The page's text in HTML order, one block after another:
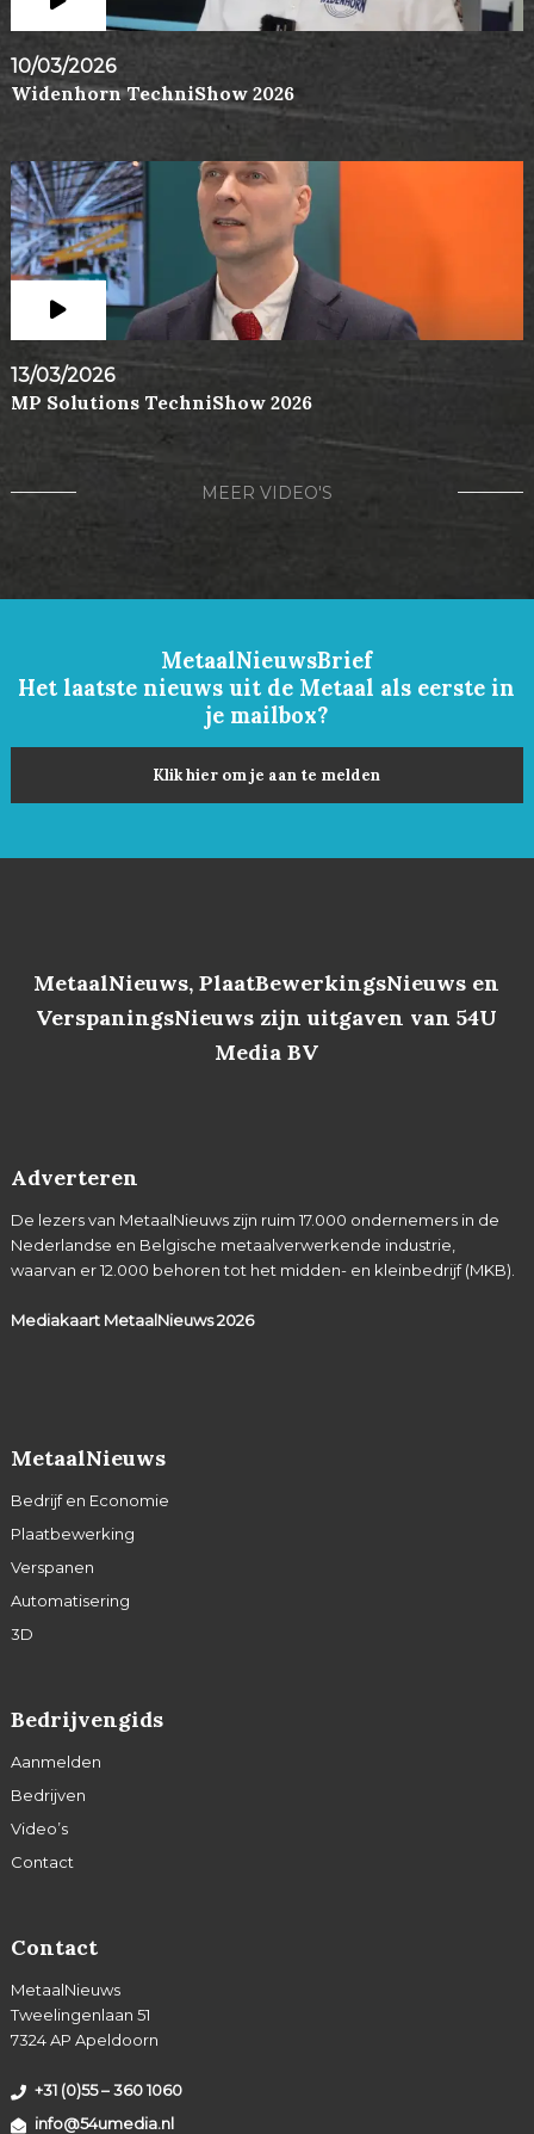
10/03/2026
Widenhorn TechniShow 2026
13/03/2026
MP Solutions TechniShow 2026
MEER VIDEO'S
MetaalNieuwsBrief
Het laatste nieuws uit de Metaal als eerste in
je mailbox?
Klik hier om je aan te melden
MetaalNieuws, PlaatBewerkingsNieuws en
VerspaningsNieuws zijn uitgaven van 54U
Media BV
Adverteren
De lezers van MetaalNieuws zijn ruim 17.000 ondernemers in de
Nederlandse en Belgische metaalverwerkende industrie,
waarvan er 12.000 behoren tot het midden- en kleinbedrijf (MKB).
Mediakaart MetaalNieuws2026
MetaalNieuws
Bedrijf en Economie
Plaatbewerking
Verspanen
Automatisering
3D
Bedrijvengids
Aanmelden
Bedrijven
Video’s
Contact
Contact
MetaalNieuws
Tweelingenlaan 51
7324 AP Apeldoorn
+31 (0)55 – 360 1060
info@54umedia.nl